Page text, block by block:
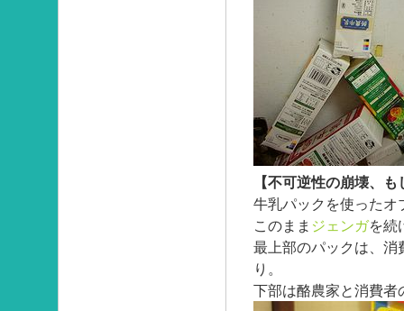
【不可逆性の崩壊、
牛乳パックを使ったオ
このまま ジェンガを続
最上部のパックは、消
り。
下部は酪農家と消費者